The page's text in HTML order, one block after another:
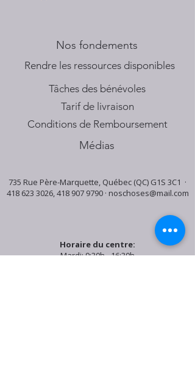
Nos fondements
​Rendre les ressources disponibles
Tâches des bénévoles
Tarif de livraison
Conditions de Remboursement
Médias
735 Rue Père-Marquette, Québec (QC) G1S 3C1 ·
418 623 3026,418 907 9790· noschoses@mail.com
Horaire du centre:
Mardi: 9:30h - 16:30h